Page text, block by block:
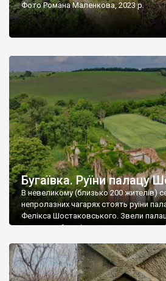
Фото Романа Маленкова, 2023 р.
Бугаївка. Руїни палацу
В невеликому (близько 200 жителів)
непролазних чагарях стоять руїни
Фелікса Шостаковського. Звели палац
радянський період у ньому спочатку
століття тут розмістили
палацу виїхала лікарня – ми точно не